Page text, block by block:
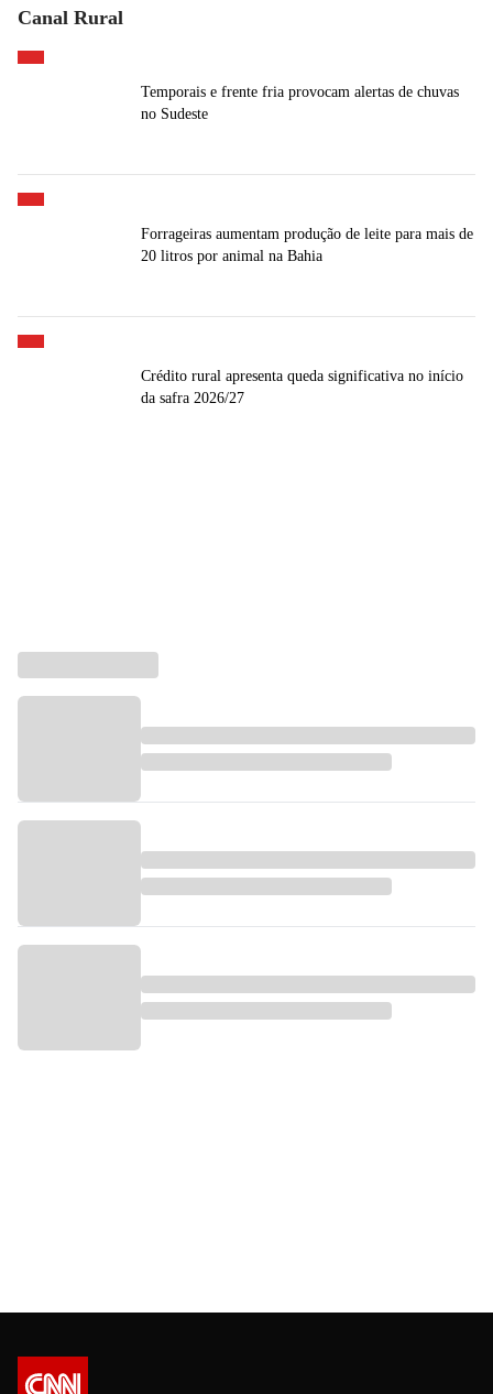
Canal Rural
Temporais e frente fria provocam alertas de chuvas
no Sudeste
Forrageiras aumentam produção de leite para mais de
20 litros por animal na Bahia
Crédito rural apresenta queda significativa no início
da safra 2026/27